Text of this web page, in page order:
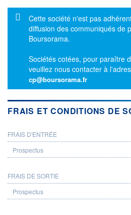
Message d'information
Cette société n'est pas
diffusion des communiqués de
Boursorama.
Sociétés cotées, pour paraître
veuillez nous contacter à
cp@boursorama.fr
FRAIS ET CONDITIONS DE
PROSPECTUS
FRAIS D'ENTRÉE
FRAIS DE SORTIE